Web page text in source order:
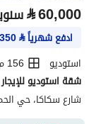
⃁60,000
ادفع شهرياً⃁
استوديو
156 م2
شقة استوديو
شارع سكاكا، حي